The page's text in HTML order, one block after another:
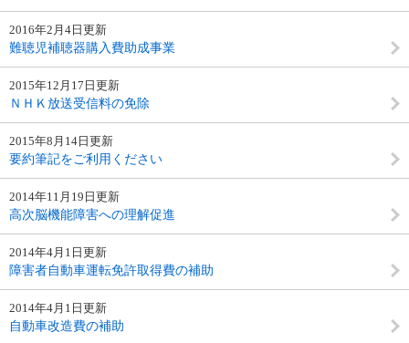
2016年2月4日更新
難聴児補聴器購入費助成事業
2015年12月17日更新
ＮＨＫ放送受信料の免除
2015年8月14日更新
要約筆記をご利用ください
2014年11月19日更新
高次脳機能障害への理解促進
2014年4月1日更新
障害者自動車運転免許取得費の補助
2014年4月1日更新
自動車改造費の補助